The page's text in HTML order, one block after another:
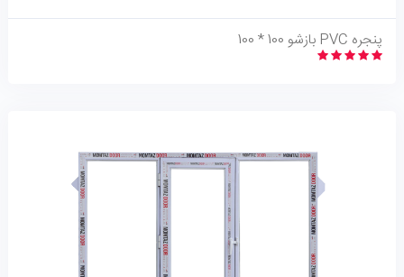
نگاه اجمالی
پنجره PVC بازشو 100 * 100